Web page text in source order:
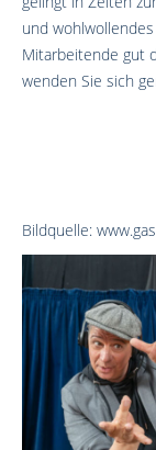
und
Mitarbeitende gut
wenden Sie sich
Bildquelle: